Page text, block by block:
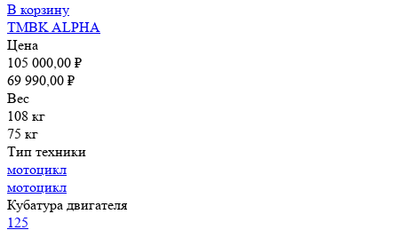
В корзину
TMBK ALPHA
Цена
105 000,00 ₽
69 990,00 ₽
Вес
108 кг
75 кг
Тип техники
мотоцикл
мотоцикл
Кубатура двигателя
125